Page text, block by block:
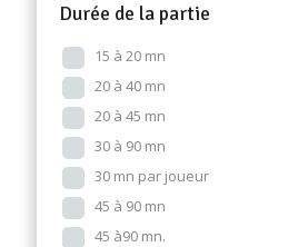
Durée de la partie
15 à 20 mn
20 à 40 mn
20 à 45 mn
30 à 90 mn
30 mn par joueur
45 à 90 mn
45 à90 mn.